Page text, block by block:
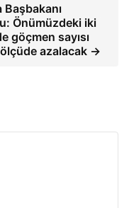
Başbakanı
Önümüzdeki iki
göçmen sayısı
azalacak →